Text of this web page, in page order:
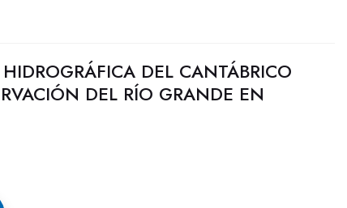
DEL CANTÁBRICO
DEL RÍO GRANDE EN